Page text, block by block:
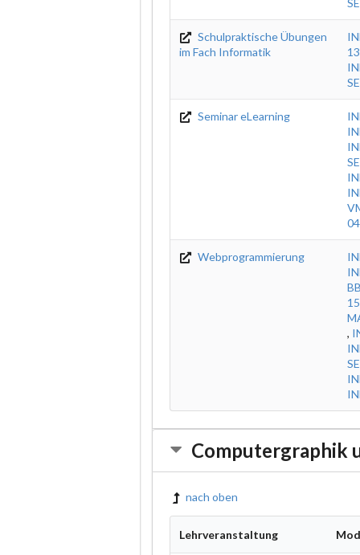
Schulpraktische Übungen
im Fach Informatik
13
Seminar eLearning
Webprogrammierung
15
,
Computergraphik
nach oben
Lehrveranstaltung